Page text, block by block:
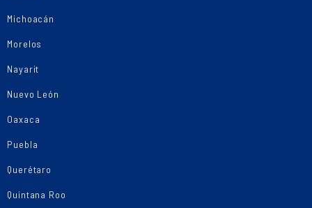
Michoacán
Morelos
Nayarit
Nuevo León
Oaxaca
Puebla
Querétaro
Quintana Roo